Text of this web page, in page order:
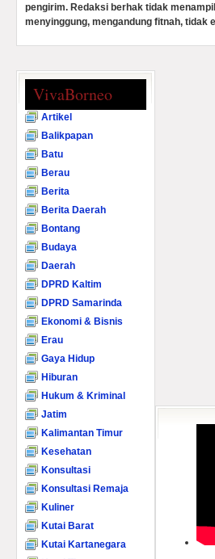
pengirim. Redaksi berhak tidak
menyinggung, mengandung fitnah, tidak
VivaBorneo
Artikel
Balikpapan
Batu
Berau
Berita
Berita Daerah
Bontang
Budaya
Daerah
DPRD Kaltim
DPRD Samarinda
Ekonomi & Bisnis
Erau
Gaya Hidup
Hiburan
Hukum & Kriminal
Jatim
Kalimantan Timur
Kesehatan
Konsultasi
Konsultasi Remaja
Kuliner
Kutai Barat
Kutai Kartanegara